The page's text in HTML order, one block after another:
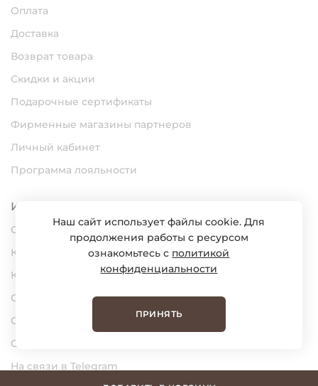
Оплата
Доставка
Возврат товара
Скидки и акции
Подарочные сертификаты
Фирменные магазины партнеров
Личный кабинет
Программа лояльности
Информация
О нас
Карьера
Контакты
Статьи
Сертификаты
Обратная связь
На связи в Telegram
Наш сайт использует файлы cookie. Для
продолжения работы с ресурсом
ознакомьтесь с политикой
конфиденциальности
ПРИНЯТЬ